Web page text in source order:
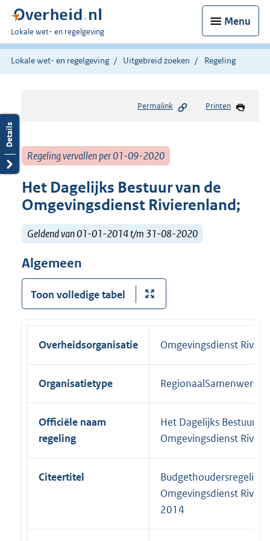
Menu
U
bent
hier:
Lokale wet- en regelgeving
Lokale wet- en regelgeving Uitgebreid zoeken Regeling
Permalink Printen
Regeling vervallen per 01-09-2020
Het Dagelijks Bestuur van de
Omgevingsdienst Rivierenland;
Geldend van 01-01-2014 t/m 31-08-2020
Algemeen
Toon volledige tabel
Overheidsorganisatie Omgevingsdienst
Organisatietype
Officiële naam
regeling
Het Dagelijks Bestuur
Omgevingsdienst
Citeertitel
Budgethoudersregeling
Omgevingsdienst
2014